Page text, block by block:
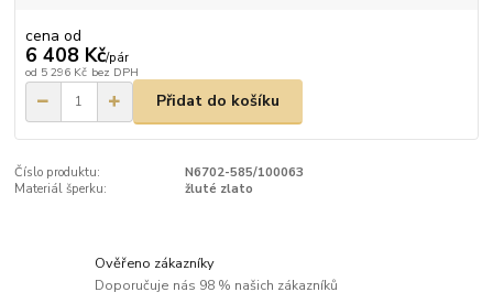
cena od
6 408 Kč/pár
od 5 296 Kč bez DPH
Přidat do košíku
Číslo produktu:
N6702-585/100063
Materiál šperku:
žluté zlato
Ověřeno zákazníky
Doporučuje nás 98 % našich zákazníků